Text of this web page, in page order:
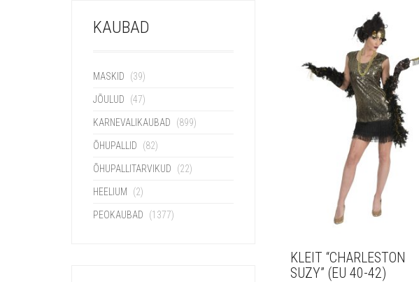
KAUBAD
MASKID (39)
JÕULUD (47)
KARNEVALIKAUBAD (899)
ÕHUPALLID (82)
ÕHUPALLITARVIKUD (22)
HEELIUM (2)
PEOKAUBAD (1377)
KLEIT “CHARLESTON
SUZY” (EU 40-42)